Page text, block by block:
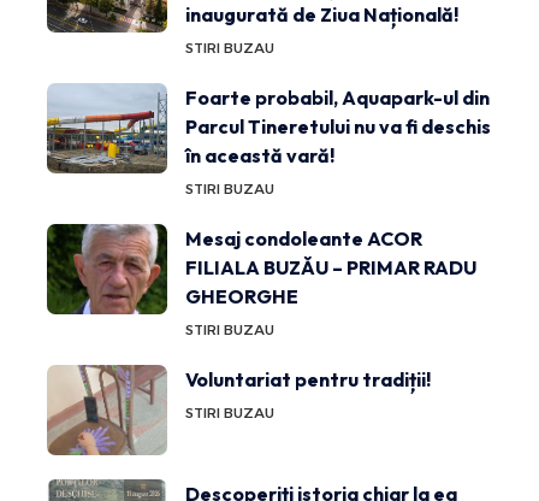
inaugurată de Ziua Națională!
STIRI BUZAU
Foarte probabil, Aquapark-ul din
Parcul Tineretului nu va fi deschis
în această vară!
STIRI BUZAU
Mesaj condoleante ACOR
FILIALA BUZĂU – PRIMAR RADU
GHEORGHE
STIRI BUZAU
Voluntariat pentru tradiții!
STIRI BUZAU
Descoperiți istoria chiar la ea